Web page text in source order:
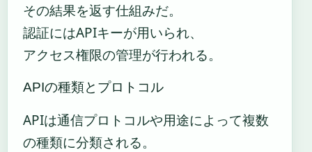
その結果を返す仕組みだ。
認証にはAPIキーが用いられ、
アクセス権限の管理が行われる。
APIの種類とプロトコル
APIは通信プロトコルや用途によって複数
の種類に分類される。